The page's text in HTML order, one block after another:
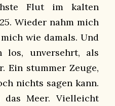
Flut im kalten
Wieder nahm mich
wie damals. Und
unversehrt, als
Ein stummer Zeuge,
nichts sagen kann.
Meer. Vielleicht